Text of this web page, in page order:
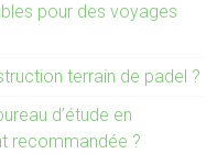
pour des voyages
terrain de padel ?
d’étude en
recommandée ?